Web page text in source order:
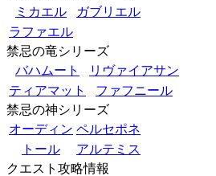
ミカエル
ガブリエル
ラファエル
禁忌の竜シリーズ
バハムート
リヴァイアサン
ティアマット
ファフニール
禁忌の神シリーズ
オーディン ペルセポネ
トール
アルテミス
クエスト攻略情報